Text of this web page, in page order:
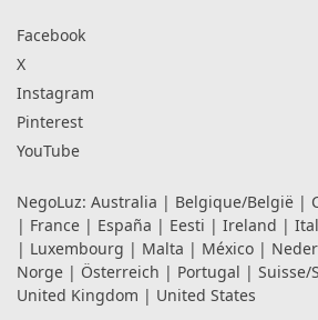
Facebook
X
Instagram
Pinterest
YouTube
NegoLuz: Australia | Belgique/België |
| France | España | Eesti | Ireland |
| Luxembourg | Malta | México |
Norge | Österreich | Portugal | Suisse/
United Kingdom | United States